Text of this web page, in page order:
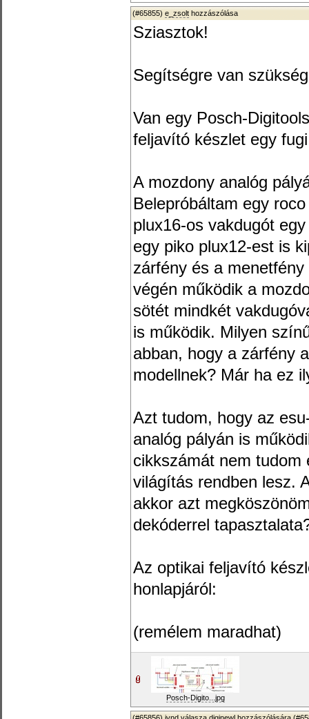
(#65855) e_zsolt hozzászólása
Sziasztok!
Segítségre van
Van egy Posch-
feljavító készlet egy
A mozdony analóg
Belepróbáltam egy
plux16-os vakdugót
egy piko plux12-est is
zárfény és a
végén működik a
sötét mindkét
is működik. Milyen
abban, hogy a zárfény
modellnek? Már ha ez
Azt tudom, hogy az
analóg pályán is
cikkszámát nem
világítás rendben lesz.
akkor azt
dekóderrel
Az optikai feljavító
honlapjáról:
(remélem maradhat)
Posch-Digito...jpg